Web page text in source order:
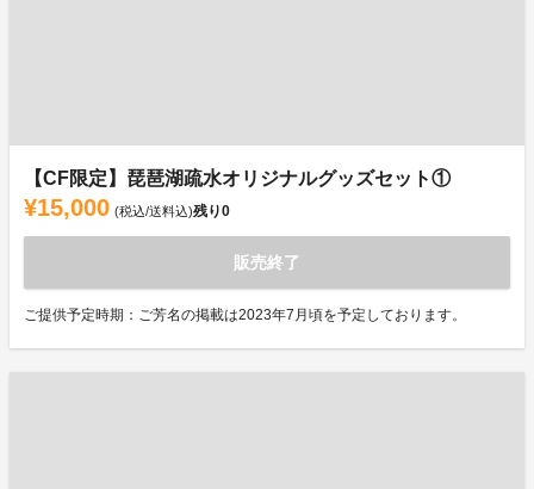
【CF限定】琵琶湖疏水オリジナルグッズセット①
¥15,000 (税込/送料込)残り0
販売終了
ご提供予定時期：ご芳名の掲載は2023年7月頃を予定しております。